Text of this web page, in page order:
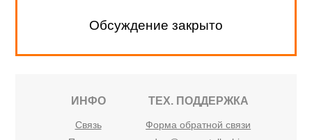
Обсуждение закрыто
ИНФО
Связь
ТЕХ. ПОДДЕРЖКА
Форма обратной связи